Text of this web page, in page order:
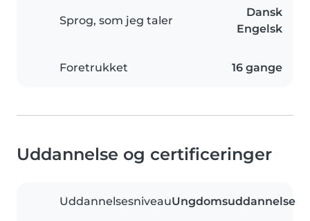
Sprog, som jeg taler
Dansk
Engelsk
Foretrukket 16 gange
Uddannelse og certificeringer
UddannelsesniveauUngdomsuddannelse